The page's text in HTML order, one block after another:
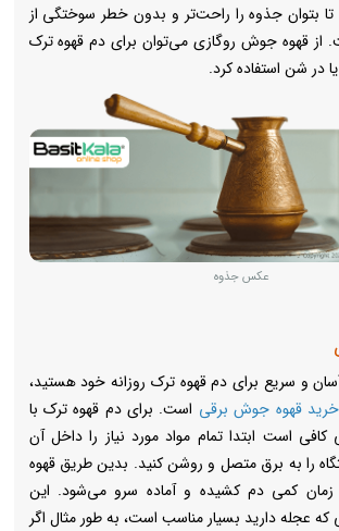
تا بتوان جذوه را راحت‌تر و بدون خطر سوختگی از
از قهوه جوش روگازی می‌توان برای دم قهوه ترک
در شن استفاده کرد.
عکس جذوه
و سریع برای دم قهوه ترک روزانه خود هستید،
خرید قهوه جوش برقی است. برای دم قهوه ترک با
است ابتدا تمام مواد مورد نیاز را داخل آن
را به برق متصل و روشن کنید. بدین طریق قهوه
کمی دم کشیده و آماده سرو می‌شود. این
که عجله دارید بسیار مناسب است، به طور مثال اگر